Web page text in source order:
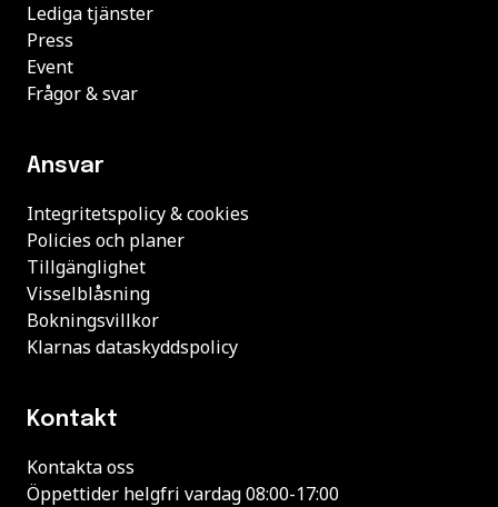
Lediga tjänster
Press
Event
Frågor & svar
Ansvar
Integritetspolicy & cookies
Policies och planer
Tillgänglighet
Visselblåsning
Bokningsvillkor
Klarnas dataskyddspolicy
Kontakt
Kontakta oss
Öppettider helgfri vardag 08:00-17:00